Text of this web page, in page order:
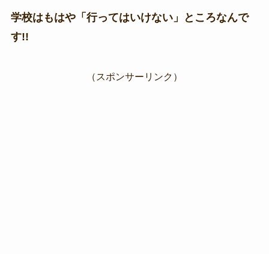
学校はもはや「行ってはいけない」ところなんで
す!!
（スポンサーリンク）